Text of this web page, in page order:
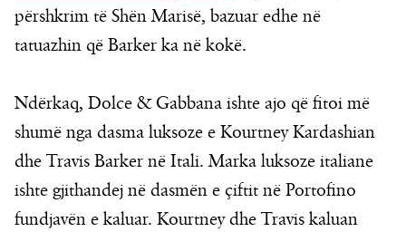
përshkrim të Shën Marisë, bazuar edhe në
tatuazhin që Barker ka në kokë.
Ndërkaq, Dolce & Gabbana ishte ajo që fitoi më
shumë nga dasma luksoze e Kourtney Kardashian
dhe Travis Barker në Itali. Marka luksoze italiane
ishte gjithandej në dasmën e çiftit në Portofino
fundjavën e kaluar. Kourtney dhe Travis kaluan